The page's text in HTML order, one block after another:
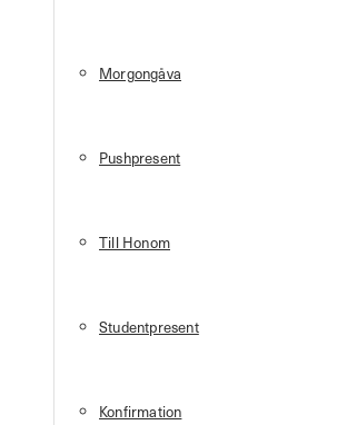
Morgongåva
Pushpresent
Till Honom
Studentpresent
Konfirmation